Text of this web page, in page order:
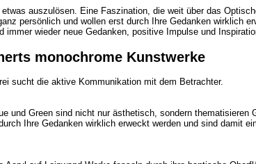
auszulösen. Eine Faszination, die weit über das
persönlich und wollen erst durch Ihre Gedanken wirklich
immer wieder neue Gedanken, positive Impulse und
monochrome Kunstwerke
sucht die aktive Kommunikation mit dem Betrachter.
und Green sind nicht nur ästhetisch, sondern thematisieren
Ihre Gedanken wirklich erweckt werden und sind damit